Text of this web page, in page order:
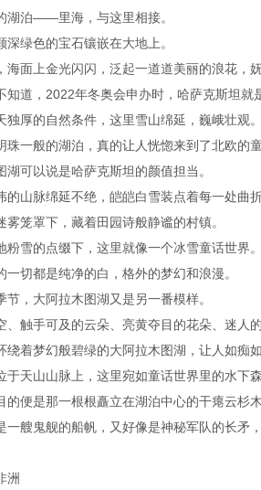
湖泊——里海，与这里相接。
深绿色的宝石镶嵌在大地上。
海面上金光闪闪，泛起一道道美丽的浪花，
知道，2022年冬奥会申办时，哈萨克斯坦就
独厚的自然条件，这里雪山绵延，巍峨壮观
珠一般的湖泊，真的让人恍惚来到了北欧的
湖可以说是哈萨克斯坦的颜值担当。
的山脉绵延不绝，皑皑白雪装点着每一处曲
雾笼罩下，藏着田园诗般静谧的村镇。
粉雪的点缀下，这里就像一个冰雪童话世界
一切都是纯净的白，格外的梦幻和浪漫。
节，大阿拉木图湖又是另一番模样。
、触手可及的云朵、亮黄夺目的花朵、迷人
绕着梦幻般碧绿的大阿拉木图湖，让人如痴
于天山山脉上，这里宛如童话世界里的水下
的便是那一根根矗立在湖泊中心的干瘪云杉
一艘鬼舰的船帆，又好像是神秘军队的长矛
洲